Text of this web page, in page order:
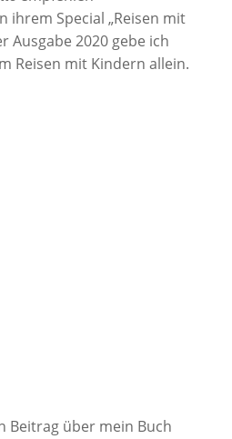
ihrem Special „Reisen mit
Ausgabe 2020 gebe ich
Reisen mit Kindern allein.
Beitrag über mein Buch